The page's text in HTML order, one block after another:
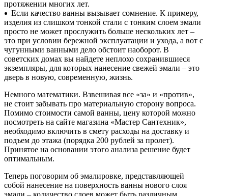
протяжении многих лет.
Если качество ванны вызывает сомнение. К примеру,
изделия из слишком тонкой стали с тонким слоем эмали
просто не может прослужить больше нескольких лет –
это при условии бережной эксплуатации и ухода, а вот с
чугунными ванными дело обстоит наоборот. В
советских домах вы найдете неплохо сохранившиеся
экземпляры, для которых нанесение свежей эмали – это
дверь в новую, современную, жизнь.
Немного математики. Взвешивая все «за» и «против»,
не стоит забывать про материальную сторону вопроса.
Помимо стоимости самой ванны, цену которой можно
посмотреть на сайте магазина «Мастер Сантехник»,
необходимо включить в смету расходы на доставку и
подъем до этажа (порядка 200 рублей за пролет).
Принятое на основании этого анализа решение будет
оптимальным.
Теперь поговорим об эмалировке, представляющей
собой нанесение на поверхность ванны нового слоя
эмали – количество слоев может быть различным.
Гофрированные трубы и манжеты для унитаза
Сифоны
Развернуть(2)
Смесители и комплектующие
Россинка-ТВК
Смесители для кухни
Унитазы. писсуары. биде
Биде
Комплектующие для унитазов и инсталляциий
Писсуары
Развернуть(1)